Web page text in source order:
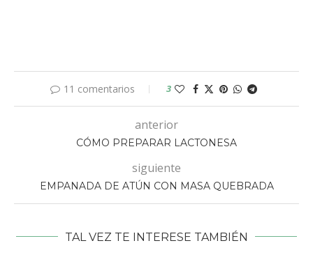
11 comentarios 3
anterior
CÓMO PREPARAR LACTONESA
siguiente
EMPANADA DE ATÚN CON MASA QUEBRADA
TAL VEZ TE INTERESE TAMBIÉN